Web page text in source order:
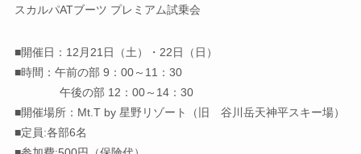
スカルパATブーツ プレミアム試乗会
■開催日：12月21日（土）・22日（日）
■時間：午前の部 9：00～11：30
午後の部 12：00～14：30
■開催場所：Mt.T by 星野リゾート（旧 谷川岳天神平スキー場）
■定員:各部6名